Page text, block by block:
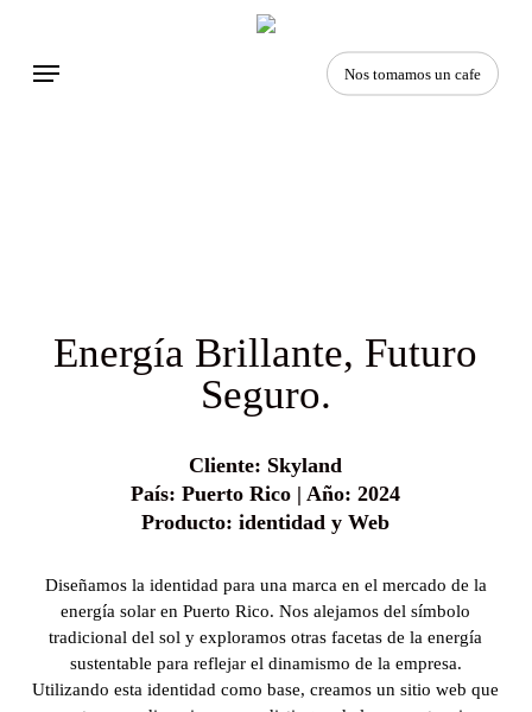
main
Nos tomamos un cafe
Menu
Energía Brillante, Futuro
Seguro.
Cliente: Skyland
País: Puerto Rico | Año: 2024
Producto: identidad y Web
Diseñamos la identidad para una marca en el mercado de la
energía solar en Puerto Rico. Nos alejamos del símbolo
tradicional del sol y exploramos otras facetas de la energía
sustentable para reflejar el dinamismo de la empresa.
Utilizando esta identidad como base, creamos un sitio web que